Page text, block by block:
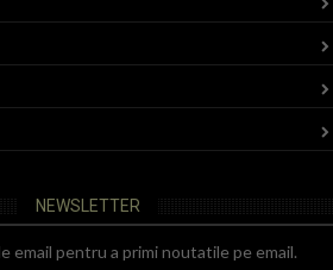
NEWSLETTER
email pentru a primi noutatile pe email.